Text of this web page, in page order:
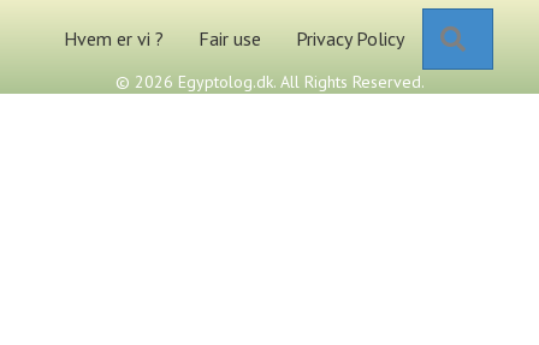
Hvem er vi ? Fair use Privacy Policy
© 2026 Egyptolog.dk. All Rights Reserved.